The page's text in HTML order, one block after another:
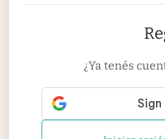
¿Ya tenés